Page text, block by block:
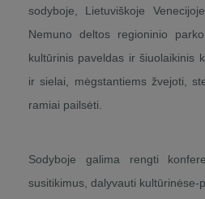
sodyboje, Lietuviškoje
Nemuno deltos regioninio
kultūrinis paveldas ir šiuolaikinis
ir sielai, mėgstantiems žvejoti,
ramiai pailsėti.
Sodyboje galima rengti
susitikimus, dalyvauti kultūrinėse-